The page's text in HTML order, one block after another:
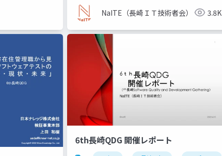
NaITE（長崎ＩＴ技術者会） 3.8K
6th長崎QDG 開催レポート